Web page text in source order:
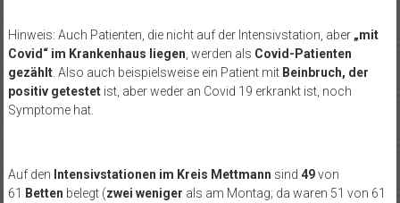
Hinweis: Auch Patienten, die nicht auf der Intensivstation, aber „mit
Covid“ im Krankenhaus liegen , werden als Covid-Patienten
gezählt. Also auch beispielsweise ein Patient mit Beinbruch, der
positiv getestetist, aber weder an Covid 19 erkrankt ist, noch
Symptome hat.
Auf den Intensivstationen im Kreis Mettmann sind 49von
61
Betten belegt (zwei weniger als am Montag; da waren 51 von 61